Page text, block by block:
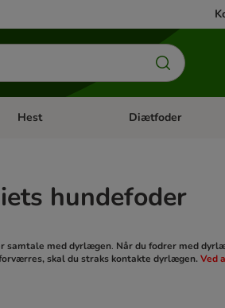
Åben kategori menu: Fugl
Hest Åben kategori menu:
Diætfoder
hundefoder
samtale med dyrlægen. Når du fodrer med
skal du straks kontakte dyrlægen.Ved